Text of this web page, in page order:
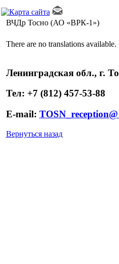
ВЧДр Тосно (АО «ВРК-1»)
There are no translations available.
Ленинградская обл., г.
Тел: +7 (812) 457-53-88
E-mail:
Вернуться назад